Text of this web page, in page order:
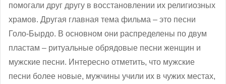
помогали друг другу в восстановлении их религиозных
храмов. Другая главная тема фильма – это песни
Голо-Бырдо. В основном они распределены по двум
пластам – ритуальные обрядовые песни женщин и
мужские песни. Интересно отметить, что мужские
песни более новые, мужчины учили их в чужих местах,